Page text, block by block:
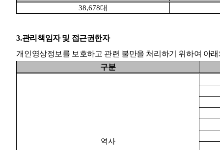
38,678대
3.관리책임자 및 접근권한자
개인영상정보를 보호하고 관련 불만을 처리하기 위하여 아래
구분
역사